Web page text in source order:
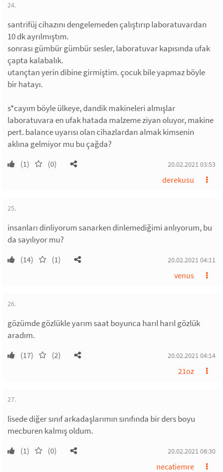
24.
santrifüj cihazını dengelemeden çalıştırıp laboratuvardan
10 dk ayrılmıştım.
sonrası gümbür gümbür sesler, laboratuvar kapısında ufak
çapta kalabalık.
utançtan yerin dibine girmiştim. çocuk bile yapmaz böyle
bir hatayı.
s*cayım böyle ülkeye, dandik makineleri almışlar
laboratuvara en ufak hatada malzeme ziyan oluyor, makine
pert. balance uyarısı olan cihazlardan almak kimsenin
aklına gelmiyor mu bu çağda?
(1) (0) 20.02.2021 03:53
derekusu
25.
insanları dinliyorum sanarken dinlemediğimi anlıyorum, bu
da sayılıyor mu?
(14) (1) 20.02.2021 04:11
venus
26.
gözümde gözlükle yarım saat boyunca harıl harıl gözlük
aradım.
(17) (2) 20.02.2021 04:14
21oz
27.
lisede diğer sınıf arkadaşlarımın sınıfında bir ders boyu
mecburen kalmış oldum.
(1) (0) 20.02.2021 08:30
necatiemre